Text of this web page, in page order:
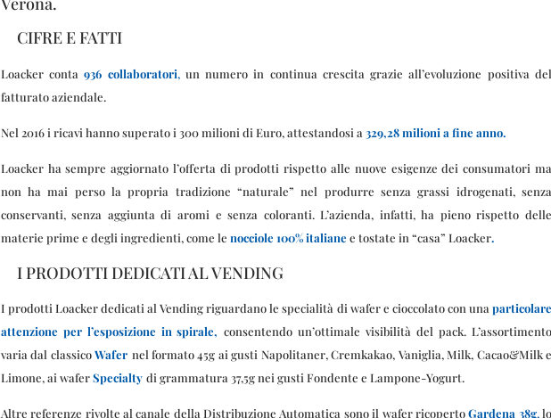
CIFRE E FATTI
Loacker conta936 collaboratori, un numero in continua crescita grazie all’evoluzione positiva del
fatturato aziendale.
Nel 2016 i ricavi hanno superato i 300 milioni di Euro, attestandosi a 329,28 milioni a fine anno.
Loacker ha sempre aggiornato l’offerta di prodotti rispetto alle nuove esigenze dei consumatori ma
non ha mai perso la propria tradizione “naturale” nel produrre senza grassi idrogenati, senza
conservanti, senza aggiunta di aromi e senza coloranti. L’azienda, infatti, ha pieno rispetto delle
materie prime e degli ingredienti, come le nocciole 100% italiane e tostate in “casa” Loacker.
I PRODOTTI DEDICATI AL VENDING
I prodotti Loacker dedicati al Vending riguardano le specialità di wafer e cioccolato con una particolare
attenzione per l’esposizione in spirale, consentendo un’ottimale visibilità del pack. L’assortimento
varia dal classicoWafer nel formato 45g ai gusti Napolitaner, Cremkakao, Vaniglia, Milk, Cacao&Milk e
Limone, ai waferSpecialty di grammatura 37,5g nei gusti Fondente e Lampone-Yogurt.
Altre referenze rivolte al canale della Distribuzione Automatica sono il wafer ricopertoGardena 38g,lo